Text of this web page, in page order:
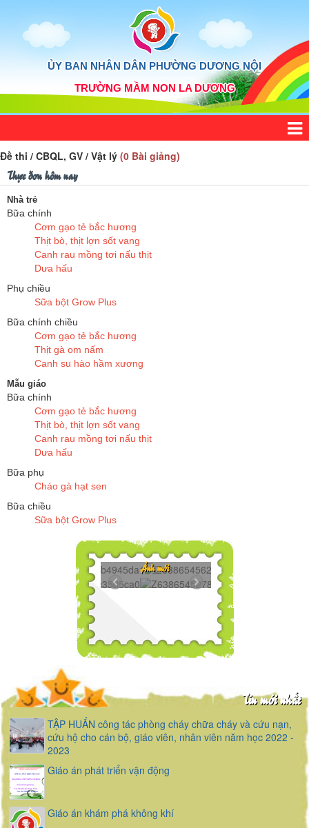
ỦY BAN NHÂN DÂN PHƯỜNG DƯƠNG NỘI
TRƯỜNG MẦM NON LA DƯƠNG
Đề thi / CBQL, GV / Vật lý (0 Bài giảng)
Thực đơn hôm nay
Nhà trẻ
Bữa chính
Cơm gạo tẻ bắc hương
Thịt bò, thịt lợn sốt vang
Canh rau mồng tơi nấu thịt
Dưa hấu
Phụ chiều
Sữa bột Grow Plus
Bữa chính chiều
Cơm gạo tẻ bắc hương
Thịt gà om nấm
Canh su hào hầm xương
Mẫu giáo
Bữa chính
Cơm gạo tẻ bắc hương
Thịt bò, thịt lợn sốt vang
Canh rau mồng tơi nấu thịt
Dưa hấu
Bữa phụ
Cháo gà hạt sen
Bữa chiều
Sữa bột Grow Plus
Z6386545625272...
Z6386545278606...
Ảnh mới
Tin mới nhất
TẬP HUẤN công tác phòng cháy chữa cháy và cứu nạn,
cứu hộ cho cán bộ, giáo viên, nhân viên năm học 2022 -
2023
Giáo án phát triển vận động
Giáo án khám phá không khí